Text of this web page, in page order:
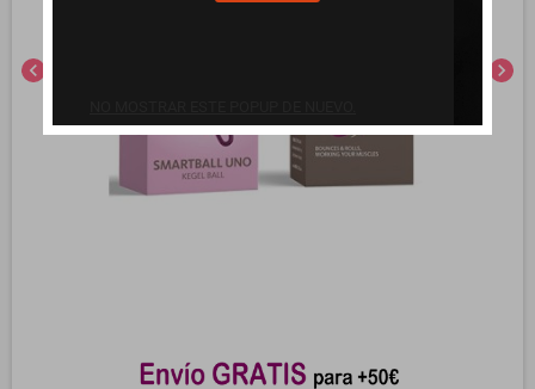
chevron_left chevron_right